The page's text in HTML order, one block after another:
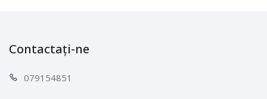
Contactați-ne
0791 54851